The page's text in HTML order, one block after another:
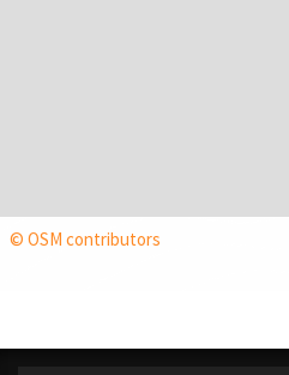
© OSM contributors